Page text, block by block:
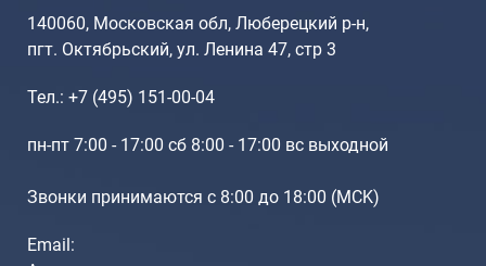
Новинки
Багаж
Чемоданы детские
Рюкзаки детские для детских
140060, Московская обл, Люберецкий р-н,
пгт. Октябрьский, ул. Ленина 47, стр 3
Тел.: +7 (495) 151-00-04
пн-пт 7:00 - 17:00 сб 8:00 - 17:00 вс выходной
Звонки принимаются с 8:00 до 18:00 (МCK)
Email: